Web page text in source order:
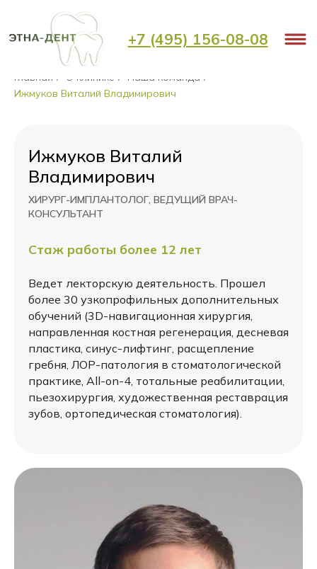
+7 (495) 156-08-08
Главная / О клинике / Наша команда /
Ижмуков Виталий Владимирович
Ижмуков Виталий
Владимирович
ХИРУРГ-ИМПЛАНТОЛОГ, ВЕДУЩИЙ ВРАЧ-
КОНСУЛЬТАНТ
Стаж работы более 12 лет
Ведет лекторскую деятельность. Прошел
более 30 узкопрофильных дополнительных
обучений (3D-навигационная хирургия,
направленная костная регенерация, десневая
пластика, синус-лифтинг, расщепление
гребня, ЛОР-патология в стоматологической
практике, All-on-4, тотальные реабилитации,
пьезохирургия, художественная реставрация
зубов, ортопедическая стоматология).